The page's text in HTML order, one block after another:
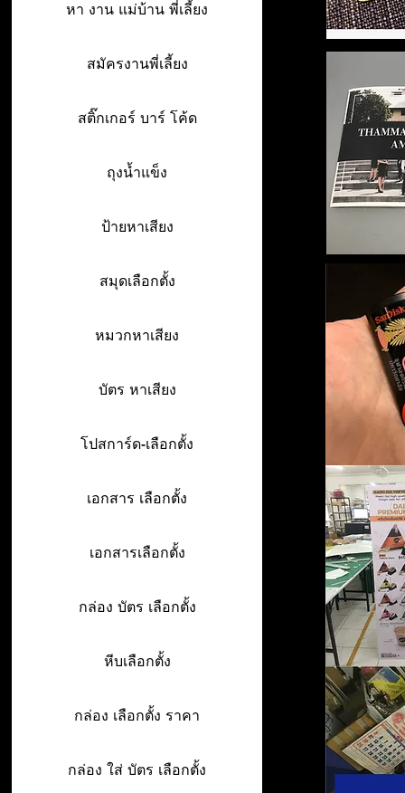
หา งาน แม่บ้าน พี่เลี้ยง
สมัครงานพี่เลี้ยง
สติ๊กเกอร์ บาร์ โค้ด
ถุงน้ำแข็ง
ป้ายหาเสียง
สมุดเลือกตั้ง
หมวกหาเสียง
บัตร หาเสียง
โปสการ์ด-เลือกตั้ง
เอกสาร เลือกตั้ง
เอกสารเลือกตั้ง
กล่อง บัตร เลือกตั้ง
หีบเลือกตั้ง
กล่อง เลือกตั้ง ราคา
กล่อง ใส่ บัตร เลือกตั้ง